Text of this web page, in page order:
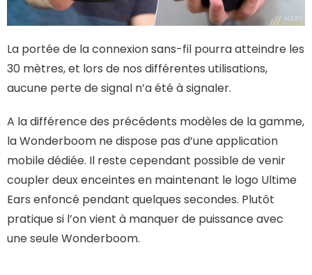
La portée de la connexion sans-fil pourra atteindre les
30 mètres, et lors de nos différentes utilisations,
aucune perte de signal n’a été à signaler.
A la différence des précédents modèles de la gamme,
la Wonderboom ne dispose pas d’une application
mobile dédiée. Il reste cependant possible de venir
coupler deux enceintes en maintenant le logo Ultime
Ears enfoncé pendant quelques secondes. Plutôt
pratique si l’on vient à manquer de puissance avec
une seule Wonderboom.